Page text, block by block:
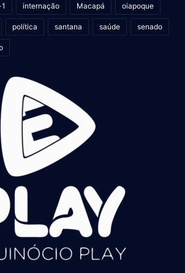
internação Macapá oiapoque
política santana saúde senado